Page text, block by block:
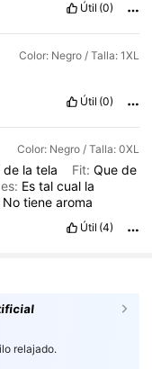
Útil (0)
Color: Negro / Talla: 1XL
Útil (0)
Color: Negro / Talla: 0XL
de la tela Fit: Que de
Estalcual la
Notienearoma
Útil (4)
relajado.